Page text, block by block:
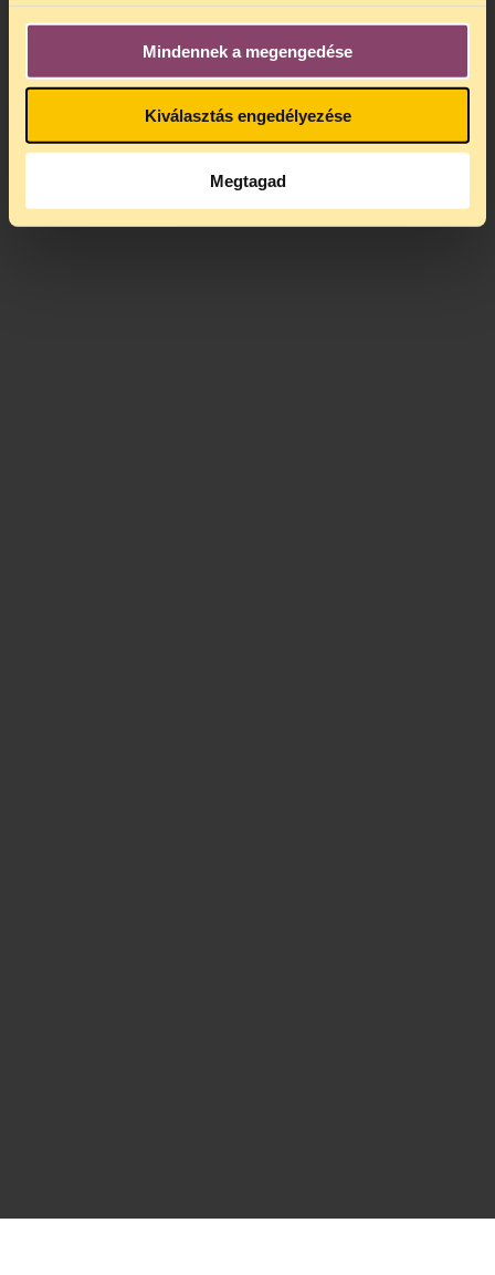
Mindennek a megengedése
Kiválasztás engedélyezése
Megtagad